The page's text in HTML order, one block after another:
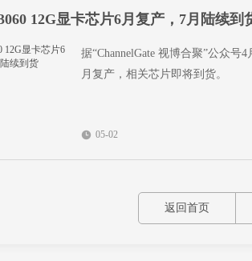
12G显卡芯片6月复产，7月陆续到
据“ChannelGate 视博合聚”公众号
月复产，相关芯片即将到货。
05-02
返回首页